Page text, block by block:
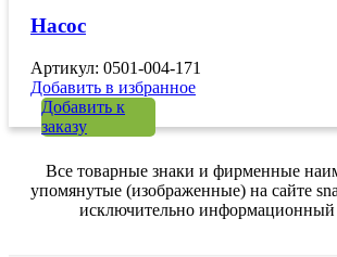
Насос
Артикул: 0501-004-171
Добавить в избранное
Добавить к
заказу
Все товарные знаки и фирменные
упомянутые (изображенные) на сайте
исключительно информационный